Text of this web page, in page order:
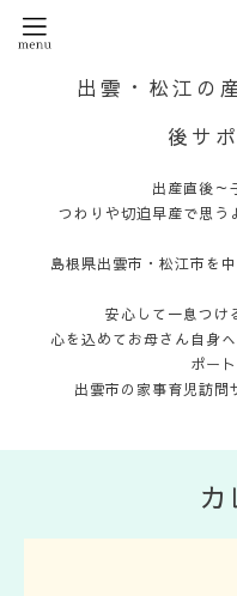
出雲・松江の
後サ
出産直後～
つわりや切迫早産で思う
島根県出雲市・松江市を
安心して一息つけ
心を込めてお母さん自身
ポー
出雲市の家事育児訪問
カ